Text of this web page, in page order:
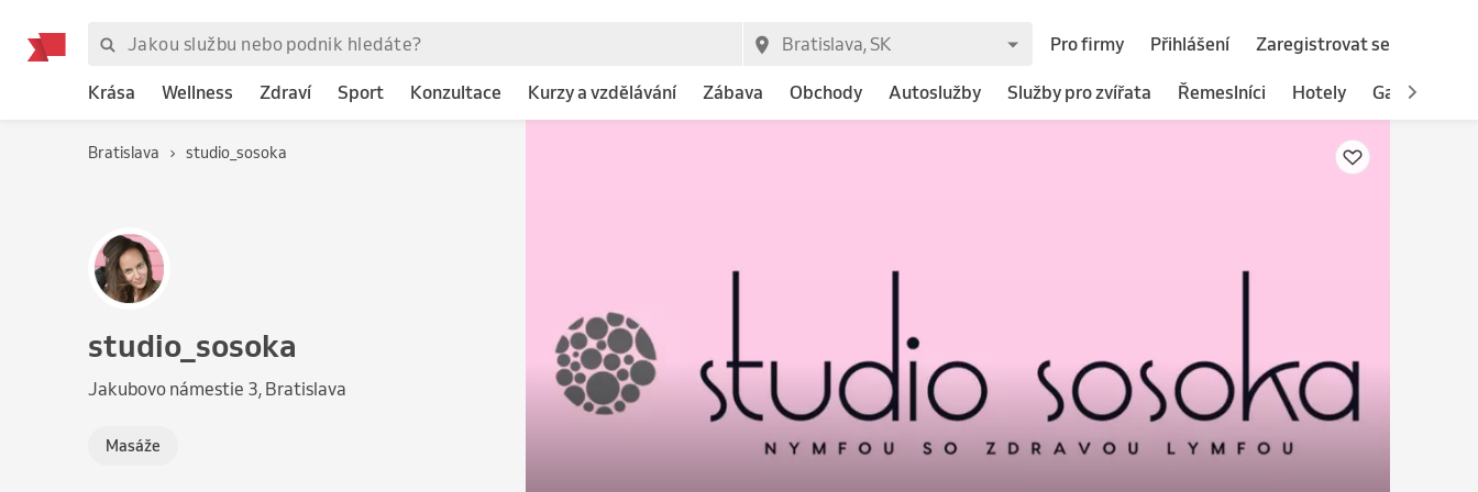
Pro firmy Přihlášení Zaregistrovat se
Krása Wellness Zdraví Sport Konzultace Kurzy a vzdělávání Zábava Obchody Autoslužby Služby pro zvířata Řemeslníci Hotely Gastronomie
Bratislava studio_sosoka
studio_sosoka
Jakubovo námestie 3, Bratislava
Masáže